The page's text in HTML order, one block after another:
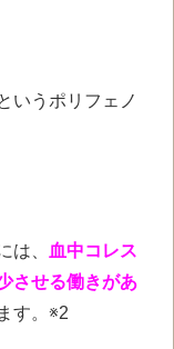
いうポリフェノ
は、
血中コレス
させる働きがあ
す。※2